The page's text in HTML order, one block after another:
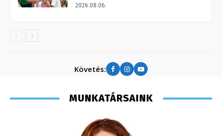
2026.08.06.
Követés:
MUNKATÁRSAINK